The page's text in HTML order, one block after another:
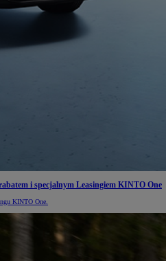
i specjalnym Leasingiem KINTO One
KINTO­ One.